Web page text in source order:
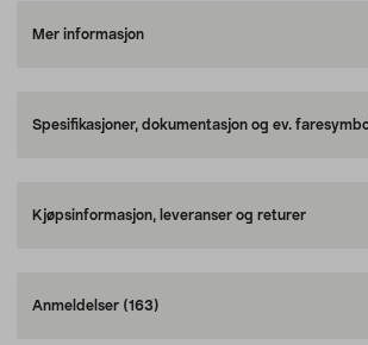
Mer informasjon
Spesifikasjoner, dokumentasjon og ev.
Kjøpsinformasjon, leveranser og returer
Anmeldelser (163)